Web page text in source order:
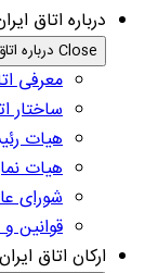
درباره اتاق
Close درباره اتاق ایران
معرفی
ساختار
هیات
هیات
شورای
قوانین
ارکان اتاق ایران